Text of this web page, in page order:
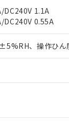
DC240V 1.1A
DC240V 0.55A
、操作ひ
在庫および標準
様のお取引先、
拠点は「販売ネッ
事前の承諾なく
ビス）をご利用
登録された部品
適用除外項目は除く。
意図的な使用がないこ
月が前後すること
ウム) : 100ppm、
ニル類) : 1000ppm、
ジイソブチル) :
準値以下である
質が外部に漏え
完全に破砕するな
ル、化学兵器、生
る場合は、上記1
る関係者が違法
ては、お客様の
認ください)
報を公開してい